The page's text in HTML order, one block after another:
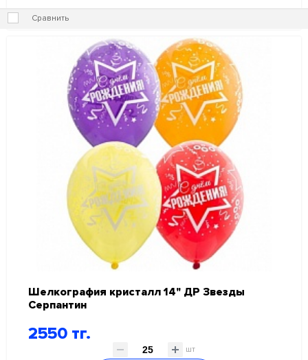
Сравнить
Шелкография кристалл 14" ДР Звезды
Серпантин
2550 тг.
шт